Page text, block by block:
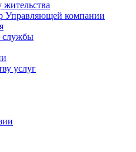
Управляющей компании
услуг